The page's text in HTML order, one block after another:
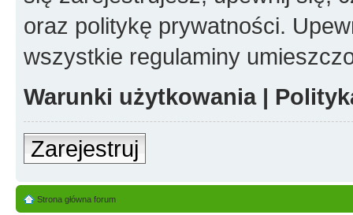
oraz politykę prywatności.
wszystkie regulaminy
Warunki użytkowania|
Zarejestruj
Strona główna forum